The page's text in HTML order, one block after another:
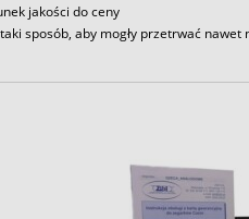
jakości do ceny
sposób, aby mogły przetrwać